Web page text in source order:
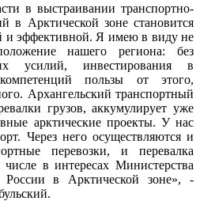
в выстраивании транспортно-
в Арктической зоне становится
и эффективной. Я имею в виду не
нашего региона: без
усилий, инвестирования в
пользы от этого,
Архангельский транспортный
грузов, аккумулирует уже
арктические проекты. У нас
Через него осуществляются и
перевозки, и перевалка
в интересах Министерства
в Арктической зоне», -